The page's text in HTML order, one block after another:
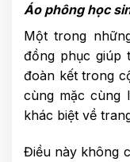
Áo phông học
Một trong
đồng phục giúp
đoàn kết trong
cùng mặc cùng
khác biệt về
Điều này không